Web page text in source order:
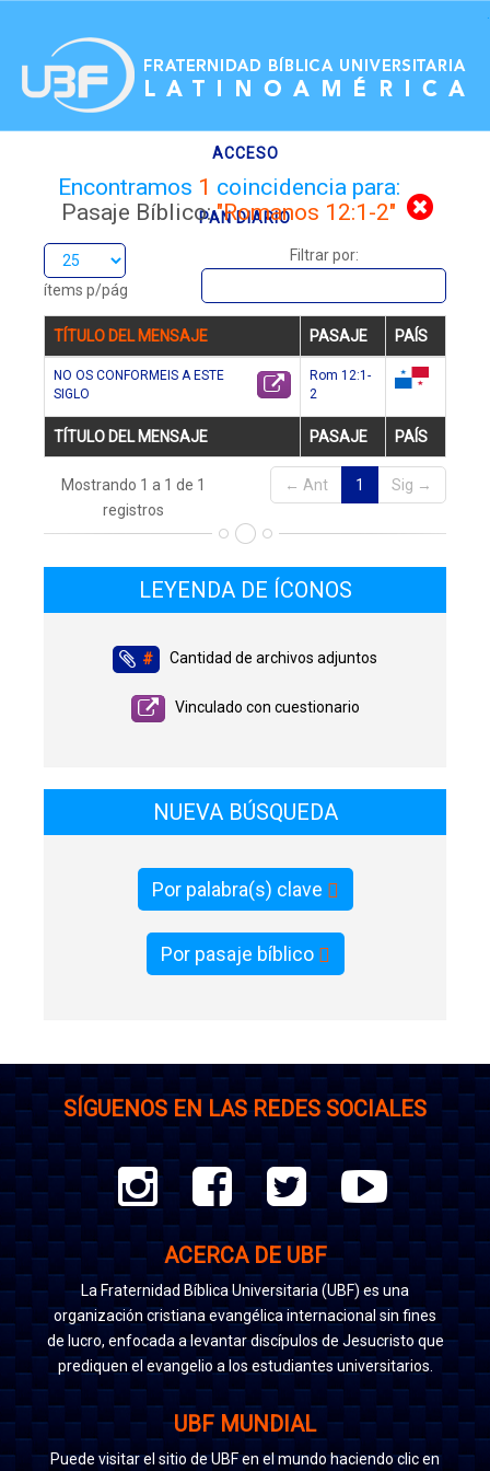
ACCESO
PAN DIARIO
Encontramos 1 coincidencia para:
Pasaje Bíblico:"Romanos 12:1-2"
ítems p/pág
Filtrar por:
TÍTULO DEL MENSAJE PASAJE PAÍS
TÍTULO DEL MENSAJE PASAJE PAÍS
NO OS CONFORMEIS A ESTE
SIGLO
Rom 12:1-
2
Mostrando 1 a 1 de 1
registros
← Ant 1 Sig →
LEYENDA DE ÍCONOS
# Cantidad de archivos adjuntos
Vinculado con cuestionario
NUEVA BÚSQUEDA
Por palabra(s) clave
Por pasaje bíblico
SÍGUENOS EN LAS REDES SOCIALES
ACERCA DE UBF
La Fraternidad Bíblica Universitaria (UBF) es una
organización cristiana evangélica internacional sin fines
de lucro, enfocada a levantar discípulos de Jesucristo que
prediquen el evangelio a los estudiantes universitarios.
UBF MUNDIAL
Puede visitar el sitio de UBF en el mundo haciendo clic en